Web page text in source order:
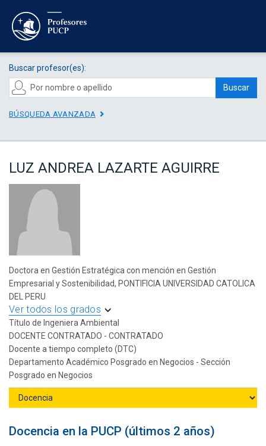
Buscar profesor(es):
Buscar
BÚSQUEDA AVANZADA
LUZ ANDREA LAZARTE AGUIRRE
Doctora en Gestión Estratégica con mención en Gestión
Empresarial y Sostenibilidad, PONTIFICIA UNIVERSIDAD CATOLICA
DEL PERU
Ver todos los grados
Título de Ingeniera Ambiental
DOCENTE CONTRATADO - CONTRATADO
Docente a tiempo completo (DTC)
Departamento Académico Posgrado en Negocios - Sección
Posgrado en Negocios
Docencia en la PUCP (últimos 2 años)